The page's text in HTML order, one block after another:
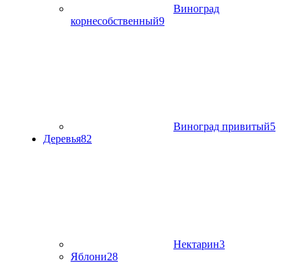
Виноград
корнесобственный9
Виноград привитый5
Деревья82
Нектарин3
Яблони28